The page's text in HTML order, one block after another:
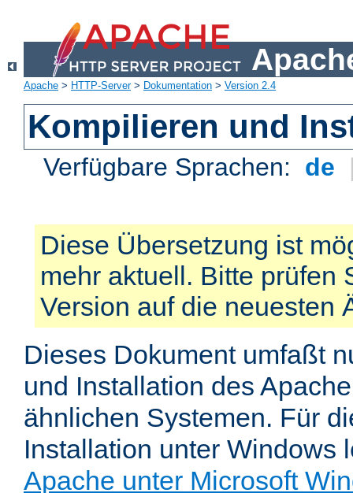
Apache > HTTP-Server> Dokumentation > Version 2.4
Kompilieren und
Verfügbare Sprachen: de
Diese Übersetzung ist
mehr aktuell. Bitte prüfen
Version auf die neuesten
Dieses Dokument umfaßt
und Installation des
ähnlichen Systemen. Für
Installation unter Windows
Apache unter Microsoft